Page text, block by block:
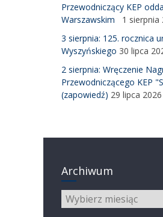
Przewodniczący KEP
Warszawskim
1 sierpnia
3 sierpnia: 125. rocznica
Wyszyńskiego 30 lipca
2 sierpnia: Wręczenie
Przewodniczącego KEP
(zapowiedź) 29 lipca 2026
Archiwum
Archiwum